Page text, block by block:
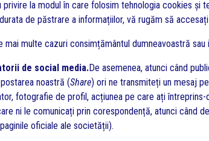
la modul în care folosim tehnologia cookies
de păstrare a informațiilor, vă rugăm să
mai multe cazuri consimțământul dumneavoastră
de social media.De asemenea, atunci când
noastră (Share) ori ne transmiteți un mesaj
fotografie de profil, acțiunea pe care ați întreprins-
ni le comunicați prin corespondență, atunci când
oficiale ale societății).